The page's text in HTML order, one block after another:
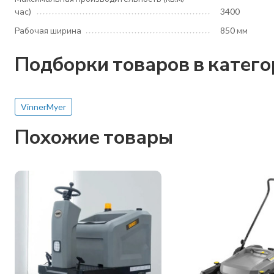
час)
3400
Рабочая ширина
850 мм
Подборки товаров в
VinnerMyer
Похожие товары